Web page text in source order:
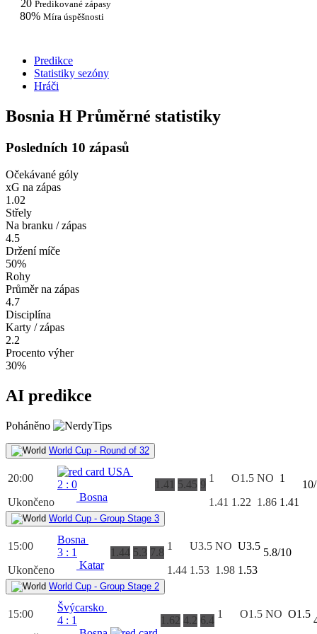
20 Predikované zápasy
80% Míra úspěšnosti
Predikce
Statistiky sezóny
Hráči
Bosnia H Průměrné statistiky
Posledních 10 zápasů
Očekávané góly
xG na zápas
1.02
Střely
Na branku / zápas
4.5
Držení míče
50%
Rohy
Průměr na zápas
4.7
Disciplína
Karty / zápas
2.2
Procento výher
30%
AI predikce
Poháněno
World Cup - Round of 32
20:00
Ukončeno
USA
2 : 0
Bosna
1.41 5.45 9
1
1.41
O1.5
1.22
NO
1.86
1
1.41
World Cup - Group Stage 3
15:00
Ukončeno
Bosna
3 : 1
Katar
1.44 5.3 7.8
1
1.44
U3.5
1.53
NO
1.98
U3.5
1.53
5.8/10
World Cup - Group Stage 2
15:00
Švýcarsko
4 : 1
1.62 4.2 6.4
1
O1.5 NO O1.5